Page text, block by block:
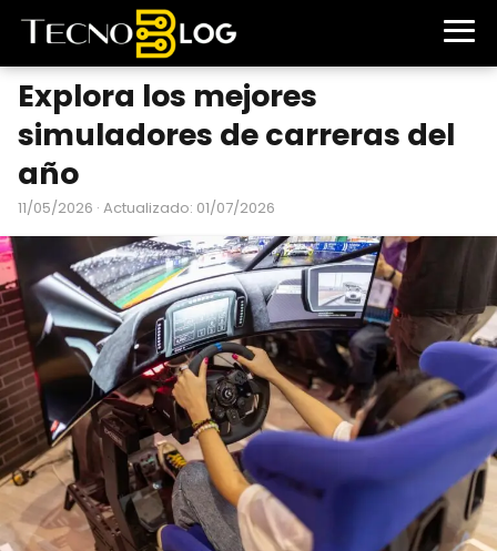
Explora los mejores
simuladores de carreras del
año
11/05/2026 · Actualizado: 01/07/2026